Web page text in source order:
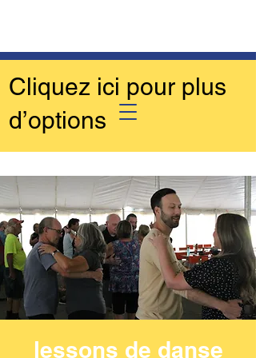
Cliquez ici pour plus
d’options
lessons de danse